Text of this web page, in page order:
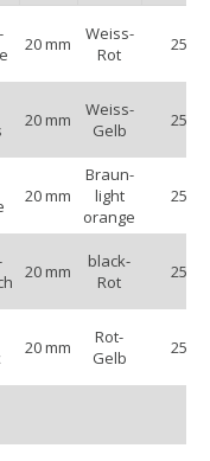
wie ein
Kombination haben
erlebt!
auf einer
bleibt der Biss fast
20 mm
Weiss-
Rot
250 g
20 mm
Weiss-
Gelb
250 g
20 mm
Braun-
light
orange
250 g
20 mm
black-
Rot
250 g
20 mm
Rot-
Gelb
250 g